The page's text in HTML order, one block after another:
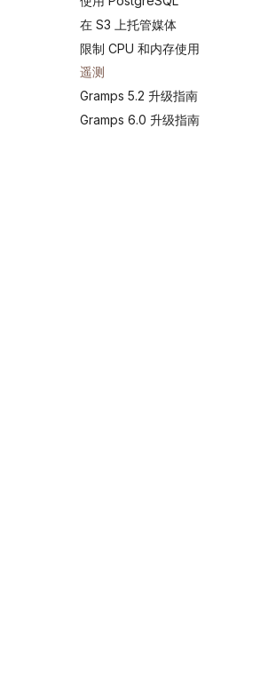
在 S3 上托管媒体
限制 CPU 和内存使用
遥测
Gramps 5.2 升级指南
Gramps 6.0 升级指南